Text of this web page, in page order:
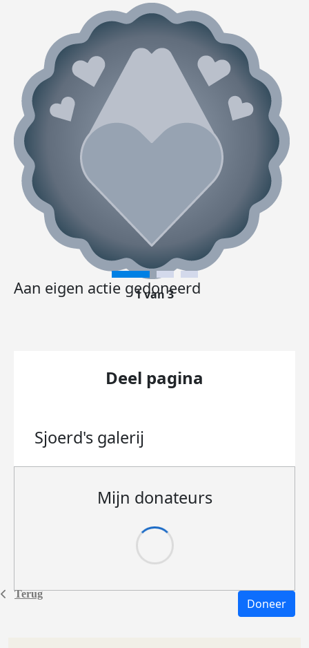
Terug
Aan eigen actie gedoneerd
1 van 3
Deel pagina
Sjoerd's galerij
Mijn donateurs
Doneer